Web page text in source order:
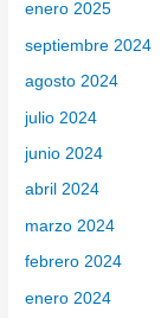
enero 2025
septiembre 2024
agosto 2024
julio 2024
junio 2024
abril 2024
marzo 2024
febrero 2024
enero 2024